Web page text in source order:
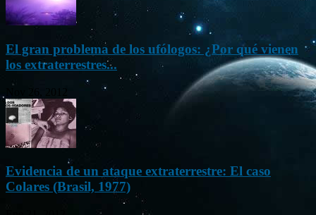
El gran problema de los ufólogos: ¿Por qué vienen
los extraterrestres...
Evidencia de un ataque extraterrestre: El caso
Colares (Brasil, 1977)